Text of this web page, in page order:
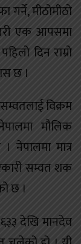
मीठोमीठो
एक आपसमा
दिन राम्रो
छ ।
विक्रम
मौलिक
नेपालमा मात्र
सम्वत शक
छ ।
देखि मानदेव